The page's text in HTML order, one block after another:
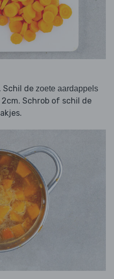
Schil de zoete aardappels
Schrob of schil de